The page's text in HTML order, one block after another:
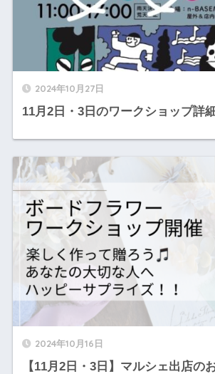
2024年10月27日
11月2日・3日のワークショップ詳
2024年10月16日
【11月2日・3日】マルシェ出店の